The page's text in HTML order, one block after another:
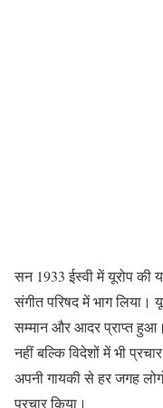
सन 1933 ईस्वी में यूरोप की
संगीत परिषद में भाग लिया।
सम्मान और आदर प्राप्त
नहीं बल्कि विदेशों में भी
अपनी गायकी से हर जगह
प्रचार किया।